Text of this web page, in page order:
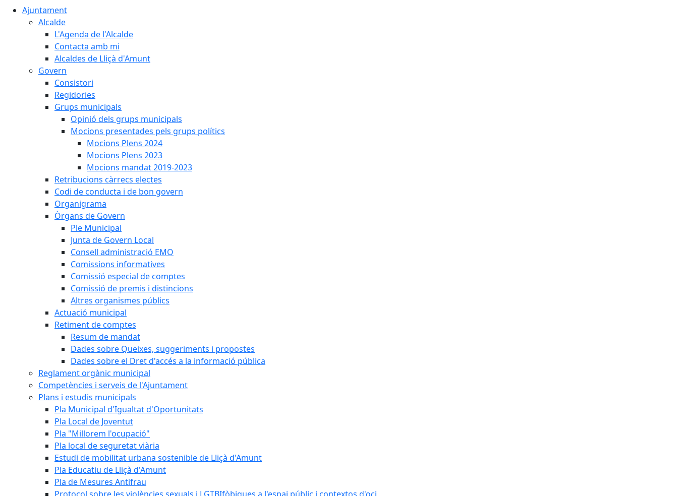
Ajuntament
Alcalde
L'Agenda de l'Alcalde
Contacta amb mi
Alcaldes de Lliçà d'Amunt
Govern
Consistori
Regidories
Grups municipals
Opinió dels grups municipals
Mocions presentades pels grups polítics
Mocions Plens 2024
Mocions Plens 2023
Mocions mandat 2019-2023
Retribucions càrrecs electes
Codi de conducta i de bon govern
Organigrama
Òrgans de Govern
Ple Municipal
Junta de Govern Local
Consell administració EMO
Comissions informatives
Comissió especial de comptes
Comissió de premis i distincions
Altres organismes públics
Actuació municipal
Retiment de comptes
Resum de mandat
Dades sobre Queixes, suggeriments i propostes
Dades sobre el Dret d'accés a la informació pública
Reglament orgànic municipal
Competències i serveis de l'Ajuntament
Plans i estudis municipals
Pla Municipal d'Igualtat d'Oportunitats
Pla Local de Joventut
Pla "Millorem l'ocupació"
Pla local de seguretat viària
Estudi de mobilitat urbana sostenible de Lliçà d'Amunt
Pla Educatiu de Lliçà d'Amunt
Pla de Mesures Antifrau